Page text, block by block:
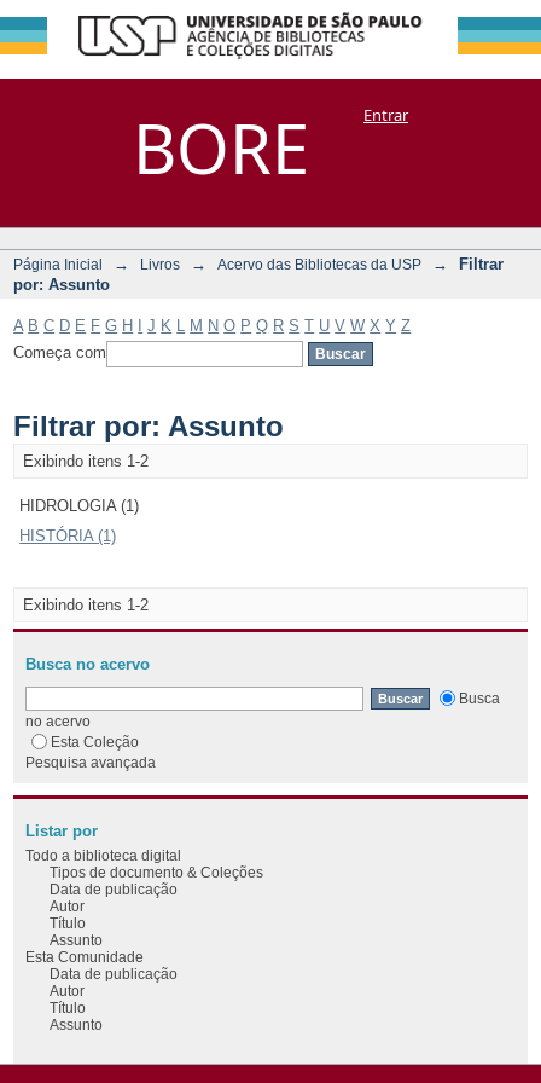
BORE
Filtrar por:
Assunto
DSpace/Manakin + CoriscoEntrar
Página Inicial → Livros → Acervo das Bibliotecas da USP →
Filtrar
por: Assunto
A B C D E F G H J K M N O P Q R S T U V W X Y Z
Começa com
Filtrar por: Assunto
Exibindo itens 1-2
HIDROLOGIA (1)
HISTÓRIA (1)
Exibindo itens 1-2
Busca no acervo
Busca
no acervo
Esta Coleção
Pesquisa avançada
Listar por
Todo a biblioteca digital
Tipos de documento & Coleções
Data de publicação
Autor
Título
Assunto
Esta Comunidade
Data de publicação
Autor
Título
Assunto